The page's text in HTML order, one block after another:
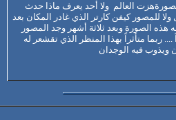
العالم ولا أحد يعرف ماذا حدث
للمصور كيفن كارتر الذي غادر المكان بعد
هذه الصورةوبعد ثلاثة أشهر وجد المصور
.... ربما متأثراً بهذا المنظر الذي تقشعر له